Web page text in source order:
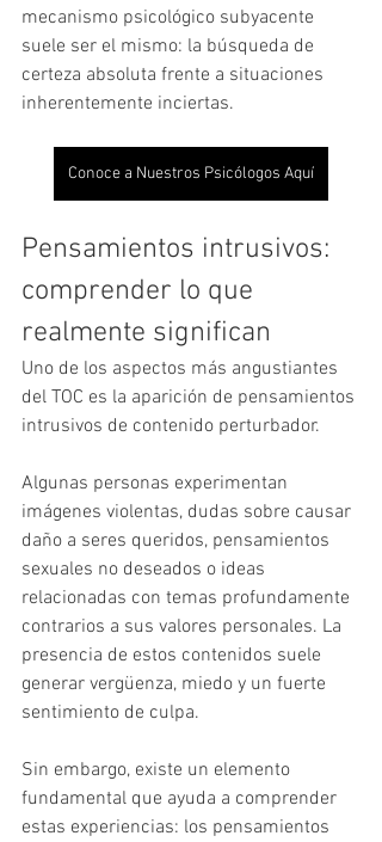
mecanismo psicológico subyacente
suele ser el mismo: la búsqueda de
certeza absoluta frente a situaciones
inherentemente inciertas.
Conoce a Nuestros Psicólogos Aquí
Pensamientos intrusivos:
comprender lo que
realmente significan
Uno de los aspectos más angustiantes
del TOC es la aparición de pensamientos
intrusivos de contenido perturbador.
Algunas personas experimentan
imágenes violentas, dudas sobre causar
daño a seres queridos, pensamientos
sexuales no deseados o ideas
relacionadas con temas profundamente
contrarios a sus valores personales. La
presencia de estos contenidos suele
generar vergüenza, miedo y un fuerte
sentimiento de culpa.
Sin embargo, existe un elemento
fundamental que ayuda a comprender
estas experiencias: los pensamientos